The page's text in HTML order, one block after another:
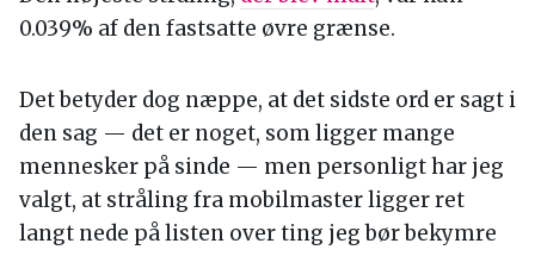
0.039% af den fastsatte øvre grænse.
Det betyder dog næppe, at det sidste ord er sagt i
den sag — det er noget, som ligger mange
mennesker på sinde — men personligt har jeg
valgt, at stråling fra mobilmaster ligger ret
langt nede på listen over ting jeg bør bekymre